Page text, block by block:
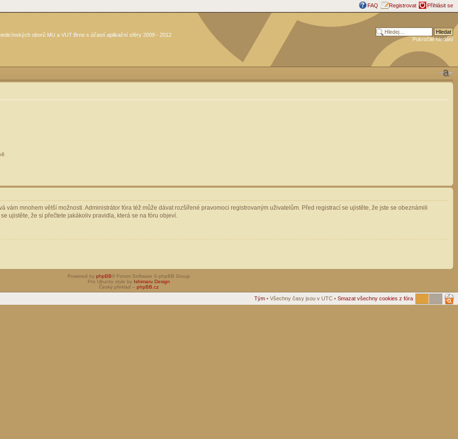
FAQ Registrovat Přihlásit se
oborů MU a VUT Brno s účastí aplikační sféry 2009 - 2012
Pokročilé hledání
vám mnohem větší možnosti. Administrátor fóra též může dávat rozšířené pravomoci registrovaným uživatelům. Před registrací se ujistěte, že jste se obeznámili
ujistěte, že si přečtete jakákoliv pravidla, která se na fóru objeví.
Powered by phpBB® Forum Software © phpBB Group
Pro Ubuntu style by Ishimaru Design
Český překlad – phpBB.cz
Tým • Všechny časy jsou v UTC • Smazat všechny cookies z fóra